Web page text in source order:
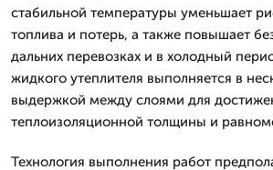
стабильной температуры уменьшает
топлива и потерь, а также повышает
дальних перевозках и в холодный
жидкого утеплителя выполняется в
выдержкой между слоями для
теплоизоляционной толщины и
Технология выполнения работ